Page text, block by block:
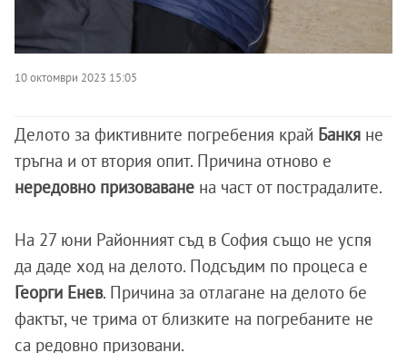
10 октомври 2023 15:05
Делото за фиктивните погребения край Банкя не
тръгна и от втория опит. Причина отново е
нередовно призоваване на част от пострадалите.
На 27 юни Районният съд в София също не успя
да даде ход на делото. Подсъдим по процеса е
Георги Енев. Причина за отлагане на делото бе
фактът, че трима от близките на погребаните не
са редовно призовани.